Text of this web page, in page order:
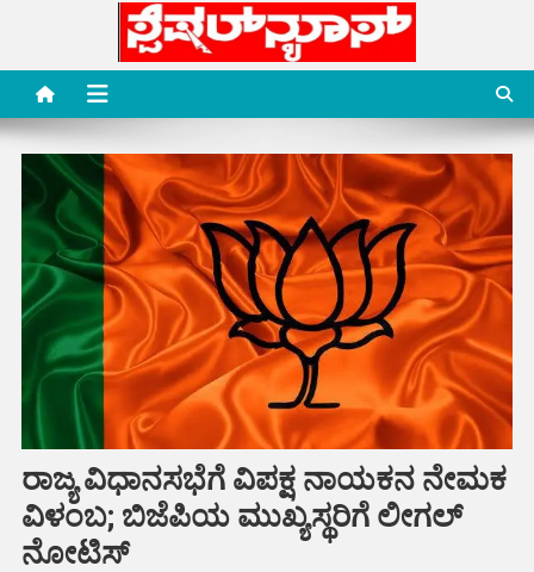
content
Special News Media
Special News Media
ರಾಜ್ಯ ವಿಧಾನಸಭೆಗೆ ವಿಪಕ್ಷ ನಾಯಕನ ನೇಮಕ
ವಿಳಂಬ; ಬಿಜೆಪಿಯ ಮುಖ್ಯಸ್ಥರಿಗೆ ಲೀಗಲ್
ನೋಟಿಸ್‌